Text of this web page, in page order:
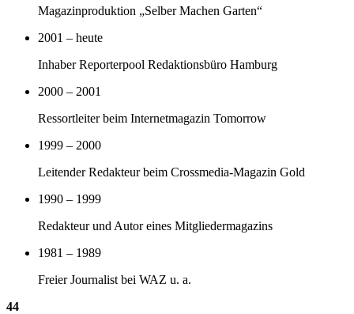
Magazinproduktion „Selber Machen Garten“
2001 – heute
Inhaber Reporterpool Redaktionsbüro Hamburg
2000 – 2001
Ressortleiter beim Internetmagazin Tomorrow
1999 – 2000
Leitender Redakteur beim Crossmedia-Magazin Gold
1990 – 1999
Redakteur und Autor eines Mitgliedermagazins
1981 – 1989
Freier Journalist bei WAZ u. a.
44